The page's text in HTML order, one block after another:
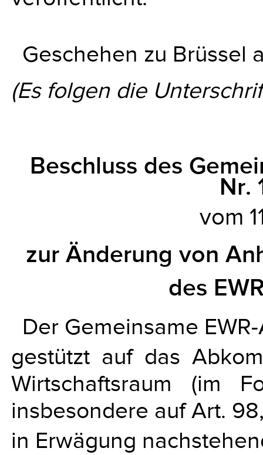
Geschehen zu Brüssel
(Es folgen die
Beschluss des
Nr.
vom
zur Änderung von
des
Der Gemeinsame
gestützt auf das
Wirtschaftsraum (im
insbesondere auf Art.
in Erwägung